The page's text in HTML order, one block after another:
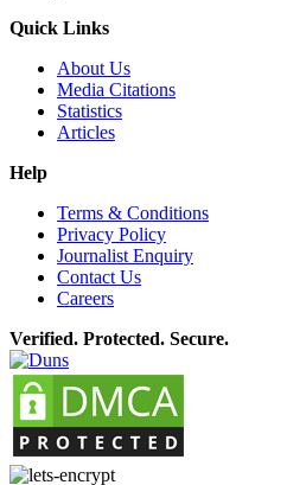
Quick Links
About Us
Media Citations
Statistics
Articles
Help
Terms & Conditions
Privacy Policy
Journalist Enquiry
Contact Us
Careers
Verified. Protected. Secure.